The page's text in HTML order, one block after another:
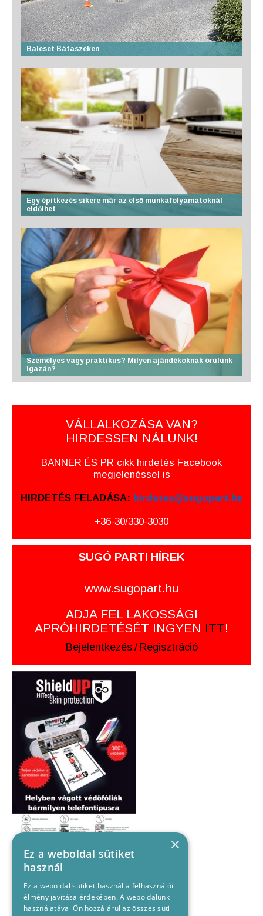
Baleset Bátaszéken
Egy építkezés sikere már az első munkafolyamatoknál
eldőlhet
Személyes vagy praktikus? Milyen ajándékoknak örülünk
igazán?
VÁLLALKOZÁSA VAN?
HIRDESSEN NÁLUNK!
BANNER ÉS PR cikk hirdetés Facebook
megjelenéssel is
HIRDETÉS FELADÁSA: hirdetes@sugopart.hu
+36-30/330-3030
SUGÓ PARTI HÍREK
www.sugopart.hu
ADJA FEL LAKOSSÁGI
APRÓHIRDETÉSÉT INGYEN ITT!
Bejelentkezés / Regisztráció
×
Ez a weboldal sütiket
használ
Ez a weboldal sütiket használ a felhasználói
élmény javítása érdekében. A weboldalunk
használatával Ön hozzájárul az összes süti